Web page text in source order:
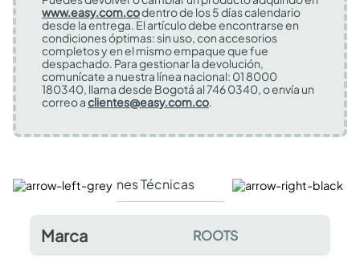
www.easy.com.codentro de los 5 días calendario
desde la entrega. El artículo debe encontrarse en
condiciones óptimas: sin uso, con accesorios
completos y en el mismo empaque que fue
despachado. Para gestionar la devolución,
comunícate a nuestra línea nacional: 01 8000
180340, llama desde Bogotá al 746 0340, o envía un
correo aclientes@easy.com.co.
Especificaciones Técnicas Comentarios y
Marca ROOTS